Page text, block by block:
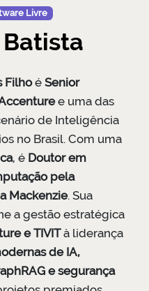
Livre
Filhoé Senior
e uma das
de Inteligência
no Brasil. Com uma
, é Doutor em
pela
Mackenzie. Sua
a gestão estratégica
e TIVITà liderança
de IA,
e segurança